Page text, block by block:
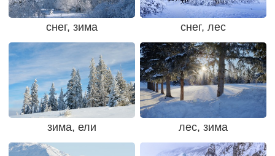
снег, зима снег, лес
зима, ели лес, зима